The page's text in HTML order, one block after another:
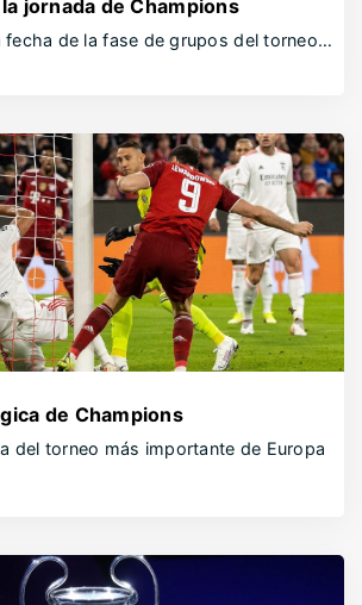
jornada de Champions
fecha de la fase de grupos del torneo…
de Champions
del torneo más importante de Europa